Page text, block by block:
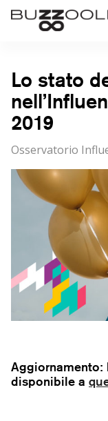
Skip
Buzzoole
Lo stato
2019
Categorie
Osservatorio
Aggiornamento:
disponibile a